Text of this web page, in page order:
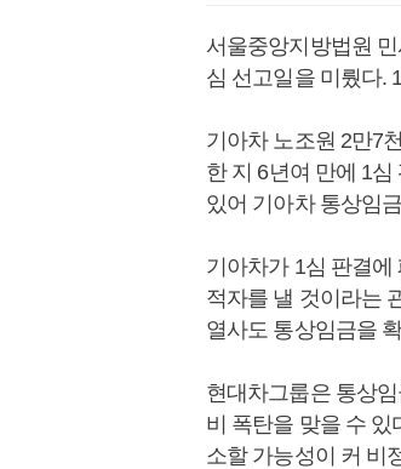
서울중앙지방법원
심 선고일을 미뤘다.
기아차 노조원 2만7
한 지 6년여 만에 1
있어 기아차 통상임
기아차가 1심 판결
적자를 낼 것이라는
열사도 통상임금을
현대차그룹은 통상
비 폭탄을 맞을 수 있
소할 가능성이 커 비